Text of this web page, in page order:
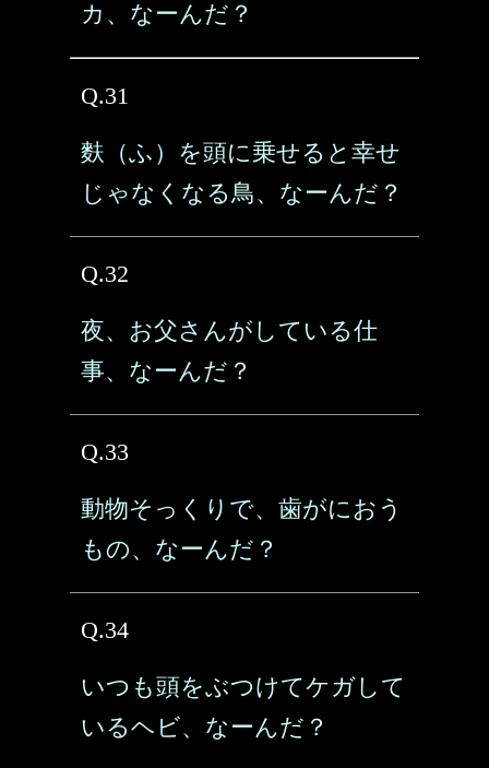
カ、なーんだ？
Q.31
麩（ふ）を頭に乗せると幸せ
じゃなくなる鳥、なーんだ？
Q.32
夜、お父さんがしている仕
事、なーんだ？
Q.33
動物そっくりで、歯がにおう
もの、なーんだ？
Q.34
いつも頭をぶつけてケガして
いるヘビ、なーんだ？